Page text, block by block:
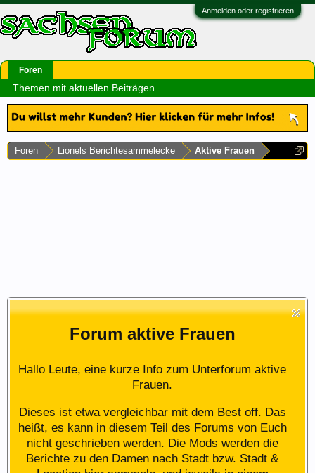
Anmelden oder registrieren
Foren Lionels Berichtesammelecke Aktive Frauen
Forum aktive Frauen
Hallo Leute, eine kurze Info zum Unterforum aktive
Frauen.
Dieses ist etwa vergleichbar mit dem Best off. Das
heißt, es kann in diesem Teil des Forums von Euch
nicht geschrieben werden. Die Mods werden die
Berichte zu den Damen nach Stadt bzw. Stadt &
Foren
Themen mit aktuellen Beiträgen